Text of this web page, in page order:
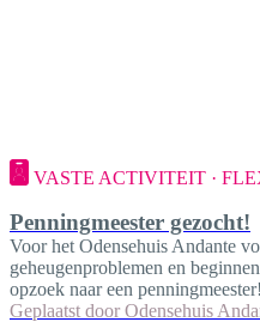
VASTE ACTIVITEIT ·
Penningmeester gezocht!
Voor het Odensehuis Andante
geheugenproblemen en
opzoek naar een penningmeester!
Geplaatst door Odensehuis